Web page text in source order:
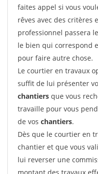
faites appel si vous
rêves avec des critères
professionnel passera
le bien qui correspond
pour faire autre chose.
Le courtier en travaux
suffit de lui présenter
chantiers que vous
travaille pour vous
de vos chantiers.
Dès que le courtier en
chantier et que vous
lui reverser une